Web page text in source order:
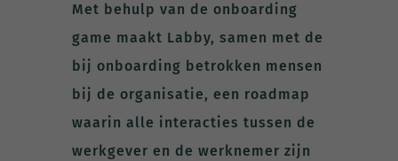
Met behulp van de onboarding
game maakt Labby, samen met de
bij onboarding betrokken mensen
bij de organisatie, een roadmap
waarin alle interacties tussen de
werkgever en de werknemer zijn